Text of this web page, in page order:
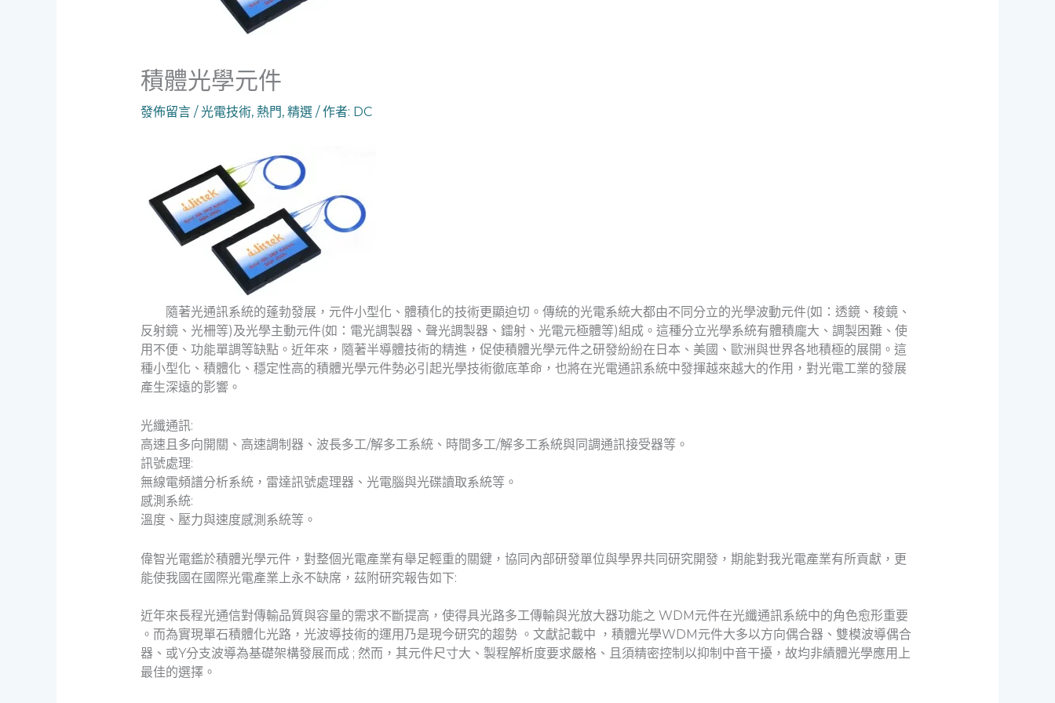
積體光學元件
發佈留言 /光電技術, 熱門, 精選/ 作者: DC
隨著光通訊系統的蓬勃發展，元件小型化、體積化的技術更顯迫切。傳統的光電系統大都由不同分立的光學波動元件(如：透鏡、稜鏡、
反射鏡、光柵等)及光學主動元件(如：電光調製器、聲光調製器、鐳射、光電元極體等)組成。這種分立光學系統有體積龐大、調製困難、使
用不便、功能單調等缺點。近年來，隨著半導體技術的精進，促使積體光學元件之研發紛紛在日本、美國、歐洲與世界各地積極的展開。這
種小型化、積體化、穩定性高的積體光學元件勢必引起光學技術徹底革命，也將在光電通訊系統中發揮越來越大的作用，對光電工業的發展
產生深遠的影響。
光纖通訊:
高速且多向開關、高速調制器、波長多工/解多工系統、時間多工/解多工系統與同調通訊接受器等。
訊號處理:
無線電頻譜分析系統，雷達訊號處理器、光電腦與光碟讀取系統等。
感測系統:
溫度、壓力與速度感測系統等。
偉智光電鑑於積體光學元件，對整個光電產業有舉足輕重的關鍵，協同內部研發單位與學界共同研究開發，期能對我光電產業有所貢獻，更
能使我國在國際光電產業上永不缺席，茲附研究報告如下:
近年來長程光通信對傳輸品質與容量的需求不斷提高，使得具光路多工傳輸與光放大器功能之 WDM元件在光纖通訊系統中的角色愈形重要
。而為實現單石積體化光路，光波導技術的運用乃是現今研究的趨勢 。文獻記載中 ，積體光學WDM元件大多以方向偶合器、雙模波導偶合
器、或Y分支波導為基礎架構發展而成 ; 然而，其元件尺寸大、製程解析度要求嚴格、且須精密控制以抑制中音干擾，故均非績體光學應用上
最佳的選擇。